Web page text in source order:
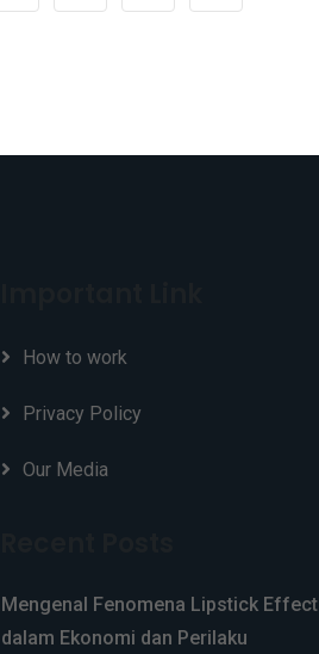
How to work
Privacy Policy
Our Media
Mengenal Fenomena Lipstick Effect
dalam Ekonomi dan Perilaku